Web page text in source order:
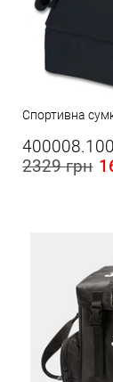
Спортивна
400008.100
2329 грн